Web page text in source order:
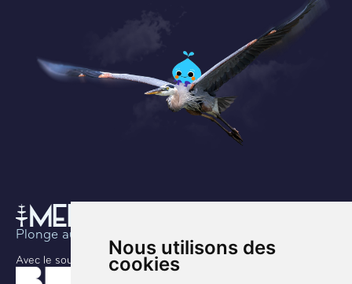
Nous utilisons des
cookies
Plonge au coeur de l’histoire
Avec le soutien de